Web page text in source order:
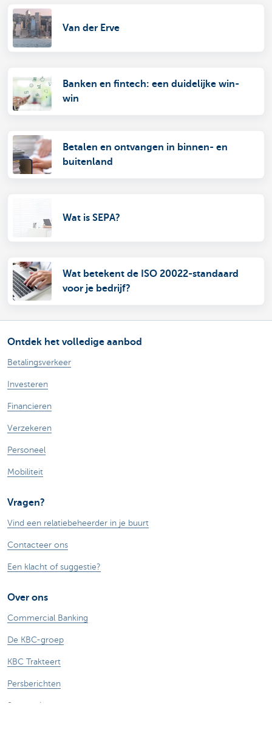
Van der Erve
Banken en fintech: een duidelijke win-
win
Betalen en ontvangen in binnen- en
buitenland
Wat is SEPA?
Wat betekent de ISO 20022-standaard
voor je bedrijf?
Ontdek het volledige aanbod
Betalingsverkeer
Investeren
Financieren
Verzekeren
Personeel
Mobiliteit
Vragen?
Vind een relatiebeheerder in je buurt
Contacteer ons
Een klacht of suggestie?
Over ons
Commercial Banking
De KBC-groep
KBC Trakteert
Persberichten
Sponsoring